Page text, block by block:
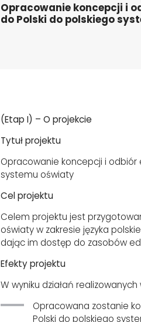
Opracowanie koncepcji i
do Polski do polskiego
(Etap I) – O projekcie
Tytuł projektu
Opracowanie koncepcji i odbiór
systemu oświaty
Cel projektu
Celem projektu jest
oświaty w zakresie języka
dając im dostęp do zasobów
Efekty projektu
W wyniku działań
Opracowana zostanie
Polski do polskiego